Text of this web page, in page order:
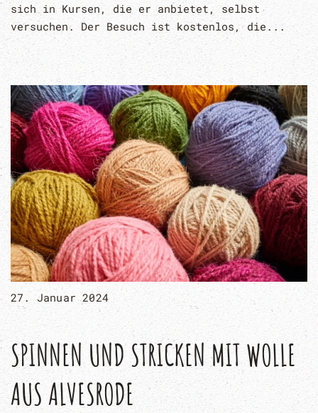
sich in Kursen, die er anbietet, selbst
versuchen. Der Besuch ist kostenlos, die...
27. Januar 2024
SPINNEN UND STRICKEN MIT WOLLE
AUS ALVESRODE